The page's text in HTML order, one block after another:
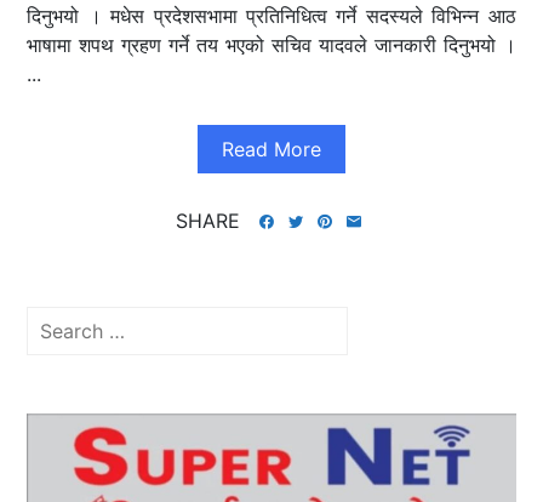
दिनुभयो । मधेस प्रदेशसभामा प्रतिनिधित्व गर्ने सदस्यले विभिन्न आठ
भाषामा शपथ ग्रहण गर्ने तय भएको सचिव यादवले जानकारी दिनुभयो ।
...
Read More
SHARE
Search